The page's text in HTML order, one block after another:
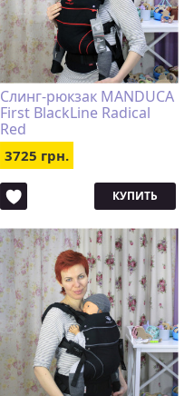
Слинг-рюкзак MANDUCA
First BlackLine Radical
Red
3725 грн.
КУПИТЬ